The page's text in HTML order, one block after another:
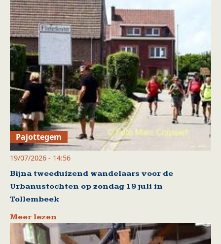
Pajottegem
19/07/2026 - 14:56
Bijna tweeduizend wandelaars voor de
Urbanustochten op zondag 19 juli in
Tollembeek
Meer lezen